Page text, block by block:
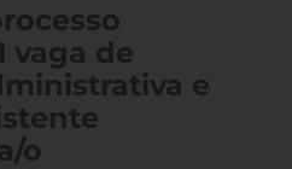
vaga de
e
o